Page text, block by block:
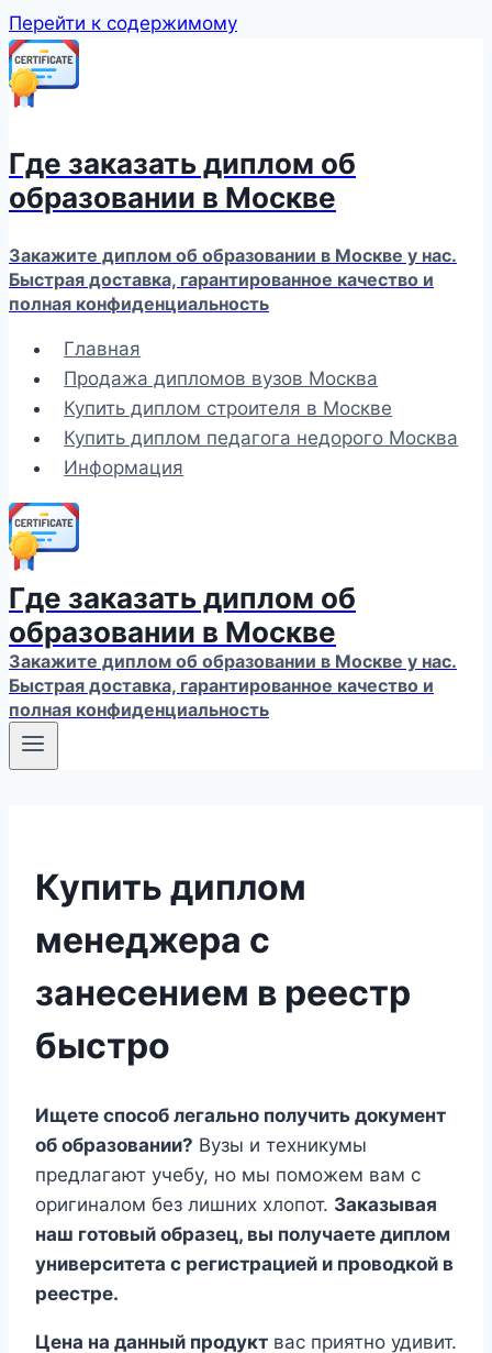
Перейти к содержимому
Где заказать диплом об
образовании в Москве
Закажите диплом об образовании в Москве у нас.
Быстрая доставка, гарантированное качество и
полная конфиденциальность
Главная
Продажа дипломов вузов Москва
Купить диплом строителя в Москве
Купить диплом педагога недорого Москва
Информация
Где заказать диплом об
образовании в Москве
Закажите диплом об образовании в Москве у нас.
Быстрая доставка, гарантированное качество и
полная конфиденциальность
Купить диплом
менеджера с
занесением в реестр
быстро
Ищете способ легально получить документ
об образовании? Вузы и техникумы
предлагают учебу, но мы поможем вам с
оригиналом без лишних хлопот. Заказывая
наш готовый образец, вы получаете диплом
университета с регистрацией и проводкой в
реестре.
Цена на данный продукт вас приятно удивит.